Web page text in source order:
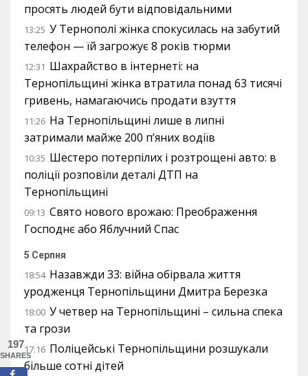
просять людей бути відповідальними
13:25 У Тернополі жінка спокусилась на забутий
телефон — їй загрожує 8 років тюрми
12:31 Шахрайство в інтернеті: на
Тернопільщині жінка втратила понад 63 тисячі
гривень, намагаючись продати взуття
11:26 На Тернопільщині лише в липні
затримали майже 200 п’яних водіїв
10:35 Шестеро потерпілих і розтрощені авто: в
поліції розповіли деталі ДТП на
Тернопільщині
09:13 Свято нового врожаю: Преображення
Господнє або Яблучний Спас
5 Серпня
18:54 Назавжди 33: війна обірвала життя
уродженця Тернопільщини Дмитра Березка
18:00 У четвер на Тернопільщині – сильна спека
та грози
17:16 Поліцейські Тернопільщини розшукали
більше сотні дітей
197
SHARES